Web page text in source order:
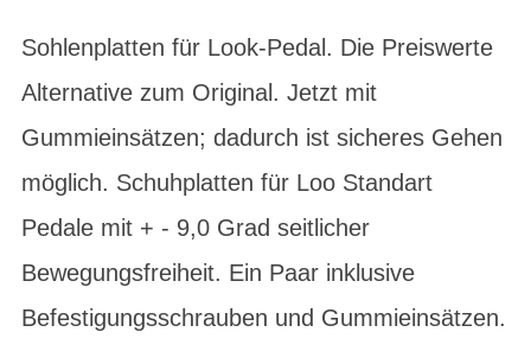
Sohlenplatten für Look-Pedal. Die Preiswerte
Alternative zum Original. Jetzt mit
Gummieinsätzen; dadurch ist sicheres Gehen
möglich. Schuhplatten für Loo Standart
Pedale mit + - 9,0 Grad seitlicher
Bewegungsfreiheit. Ein Paar inklusive
Befestigungsschrauben und Gummieinsätzen.